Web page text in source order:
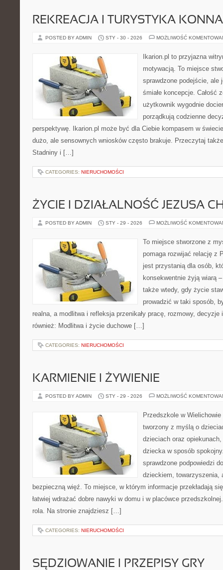
REKREACJA I TURYSTYKA KONNA
POSTED BY ADMIN STY - 30 - 2026 MOŻLIWOŚĆ
Ikarion.pl to przyjazna
motywacją. To miejsce
sprawdzone podejście, ale
śmiałe koncepcje. Całość
użytkownik wygodnie
porządkują codzienne
perspektywę. Ikarion.pl może być dla Ciebie kompasem w
dużo, ale sensownych wniosków często brakuje. Przeczytaj
Stadniny i […]
CATEGORIES: NIERUCHOMOŚCI
ŻYCIE I DZIAŁALNOŚĆ JEZUSA
POSTED BY ADMIN STY - 29 - 2026 MOŻLIWOŚĆ
To miejsce stworzone z
pomaga rozwijać relację z
jest przystanią dla osób,
konsekwentnie żyją wiarą
także wtedy, gdy życie
prowadzić w taki sposób,
realna, a modlitwa i refleksja przenikały pracę, rozmowy,
również: Modlitwa i życie duchowe […]
CATEGORIES: NIERUCHOMOŚCI
KARMIENIE I ŻYWIENIE
POSTED BY ADMIN STY - 29 - 2026 MOŻLIWOŚĆ
Przedszkole w
tworzony z myślą o
dzieciach oraz
dziecka w sposób
sprawdzone podpowiedzi
dzieckiem, towarzyszenia,
bezpieczną więź. To miejsce, w którym informacje przekładają
łatwiej wdrażać dobre nawyki w domu i w placówce
rola. Na stronie znajdziesz […]
CATEGORIES: NIERUCHOMOŚCI
SĘDZIOWANIE I PRZEPISY GRY